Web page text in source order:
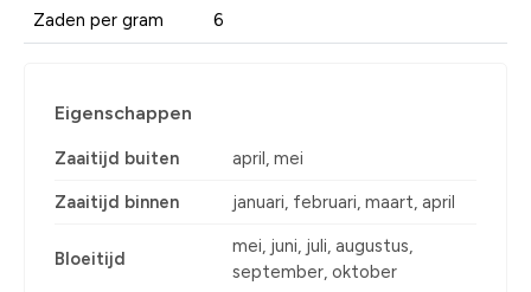
Zaden per gram 6
Eigenschappen
Zaaitijd buiten april, mei
Zaaitijd binnen januari, februari, maart, april
Bloeitijd
mei, juni, juli, augustus,
september, oktober